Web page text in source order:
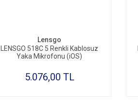
Lensgo
LENSGO 518C 5 Renkli Kablosuz
Yaka Mikrofonu (iOS)
5.076,00 TL